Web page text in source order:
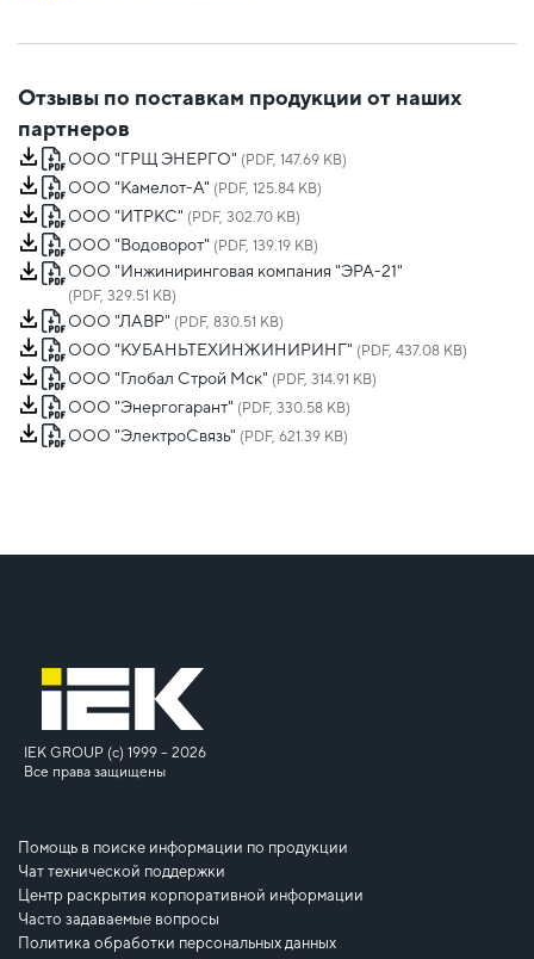
Отзывы по поставкам продукции от наших
партнеров
ООО "ГРЩ ЭНЕРГО" (PDF, 147.69 KB)
ООО "Камелот-А" (PDF, 125.84 KB)
ООО "ИТРКС" (PDF, 302.70 KB)
ООО "Водоворот" (PDF, 139.19 KB)
ООО "Инжиниринговая компания "ЭРА-21"
(PDF, 329.51 KB)
ООО "ЛАВР" (PDF, 830.51 KB)
ООО "КУБАНЬТЕХИНЖИНИРИНГ" (PDF, 437.08 KB)
ООО "Глобал Строй Мск" (PDF, 314.91 KB)
ООО "Энергогарант" (PDF, 330.58 KB)
ООО "ЭлектроСвязь" (PDF, 621.39 KB)
IEK GROUP (c) 1999 – 2026
Все права защищены
Помощь в поиске информации по продукции
Чат технической поддержки
Центр раскрытия корпоративной информации
Часто задаваемые вопросы
Политика обработки персональных данных